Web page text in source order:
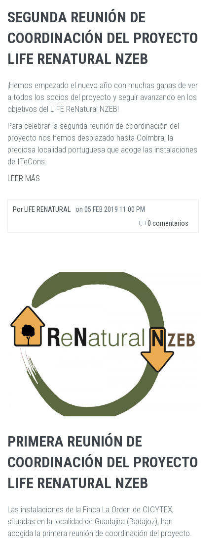
SEGUNDA REUNIÓN DE
COORDINACIÓN DEL PROYECTO
LIFE RENATURAL NZEB
¡Hemos empezado el nuevo año con muchas ganas de ver
a todos los socios del proyecto y seguir avanzando en los
objetivos del LIFE ReNatural NZEB!
Para celebrar la segunda reunión de coordinación del
proyecto nos hemos desplazado hasta Coímbra, la
preciosa localidad portuguesa que acoge las instalaciones
de ITeCons.
LEER MÁS
Por LIFE RENATURAL on 05 FEB 2019 11:00 PM
0 comentarios
PRIMERA REUNIÓN DE
COORDINACIÓN DEL PROYECTO
LIFE RENATURAL NZEB
Las instalaciones de la Finca La Orden de CICYTEX,
situadas en la localidad de Guadajira (Badajoz), han
acogida la primera reunión de coordinación del proyecto.